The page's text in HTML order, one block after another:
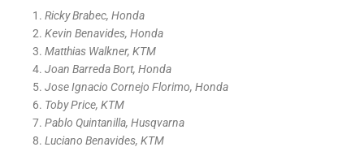
Ricky Brabec, Honda
Kevin Benavides, Honda
Matthias Walkner, KTM
Joan Barreda Bort, Honda
Jose Ignacio Cornejo Florimo, Honda
Toby Price, KTM
Pablo Quintanilla, Husqvarna
Luciano Benavides, KTM